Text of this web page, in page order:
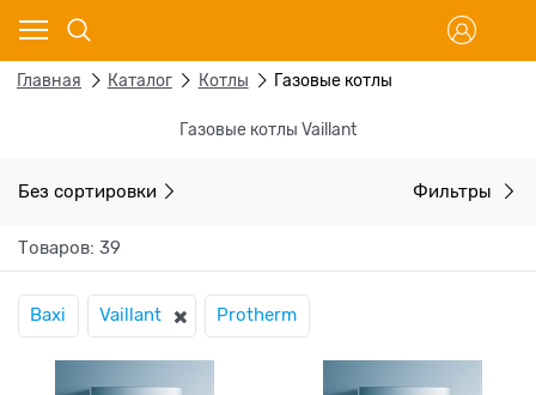
Главная Каталог Котлы Газовые котлы
Газовые котлы Vaillant
Без сортировки Фильтры
Товаров: 39
Baxi Vaillant Protherm